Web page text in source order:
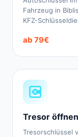
Fahrzeug in
KFZ-
ab 79€
Tresor öffnen
Tresorschlüssel